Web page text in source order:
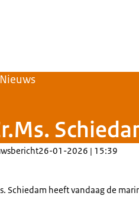
Nieuws
26-01-2026 | 15:39
Schiedam heeft vandaag de